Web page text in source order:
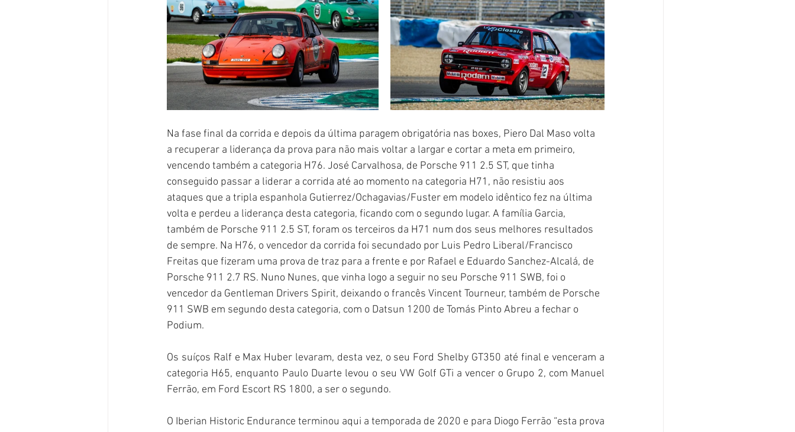
Na fase final da corrida e depois da última paragem obrigatória nas boxes, Piero Dal Maso volta
a recuperar a liderança da prova para não mais voltar a largar e cortar a meta em primeiro,
vencendo também a categoria H76. José Carvalhosa, de Porsche 911 2.5 ST, que tinha
conseguido passar a liderar a corrida até ao momento na categoria H71, não resistiu aos
ataques que a tripla espanhola Gutierrez/Ochagavias/Fuster em modelo idêntico fez na última
volta e perdeu a liderança desta categoria, ficando com o segundo lugar. A família Garcia,
também de Porsche 911 2.5 ST, foram os terceiros da H71 num dos seus melhores resultados
de sempre. Na H76, o vencedor da corrida foi secundado por Luis Pedro Liberal/Francisco
Freitas que fizeram uma prova de traz para a frente e por Rafael e Eduardo Sanchez-Alcalá, de
Porsche 911 2.7 RS. Nuno Nunes, que vinha logo a seguir no seu Porsche 911 SWB, foi o
vencedor da Gentleman Drivers Spirit, deixando o francês Vincent Tourneur, também de Porsche
911 SWB em segundo desta categoria, com o Datsun 1200 de Tomás Pinto Abreu a fechar o
Podium.
Os suíços Ralf e Max Huber levaram, desta vez, o seu Ford Shelby GT350 até final e venceram a
categoria H65, enquanto Paulo Duarte levou o seu VW Golf GTi a vencer o Grupo 2, com Manuel
Ferrão, em Ford Escort RS 1800, a ser o segundo.
O Iberian Historic Endurance terminou aqui a temporada de 2020 e para Diogo Ferrão “esta prova